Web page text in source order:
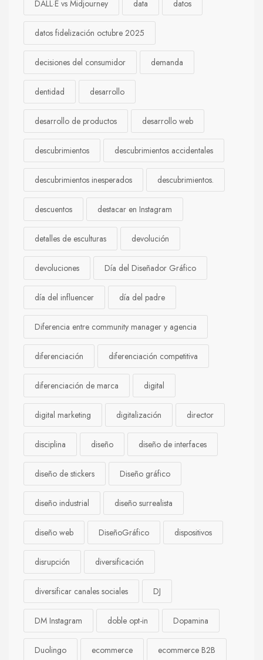
DALL·E vs Midjourney data datos
datos fidelización octubre 2025
decisiones del consumidor demanda
dentidad desarrollo
desarrollo de productos desarrollo web
descubrimientos descubrimientos accidentales
descubrimientos inesperados descubrimientos.
descuentos destacar en Instagram
detalles de esculturas devolución
devoluciones Día del Diseñador Gráfico
día del influencer día del padre
Diferencia entre community manager y agencia
diferenciación diferenciación competitiva
diferenciación de marca digital
digital marketing digitalización director
disciplina diseño diseño de interfaces
diseño de stickers Diseño gráfico
diseño industrial diseño surrealista
diseño web DiseñoGráfico dispositivos
disrupción diversificación
diversificar canales sociales DJ
DM Instagram doble opt-in Dopamina
Duolingo ecommerce ecommerce B2B